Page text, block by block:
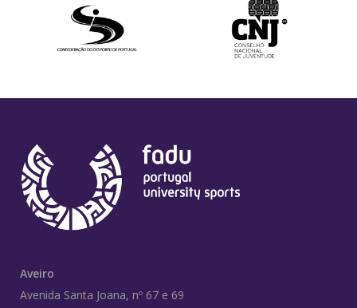
Aveiro
Avenida Santa Joana, nº 67 e 69